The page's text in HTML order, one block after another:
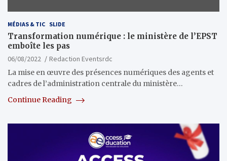
MÉDIAS & TIC SLIDE
Transformation numérique : le ministère de l’EPST
emboîte les pas
06/08/2022
Redaction Eventsrdc
La mise en œuvre des présences numériques des agents et
cadres de l’administration centrale du ministère…
Continue Reading